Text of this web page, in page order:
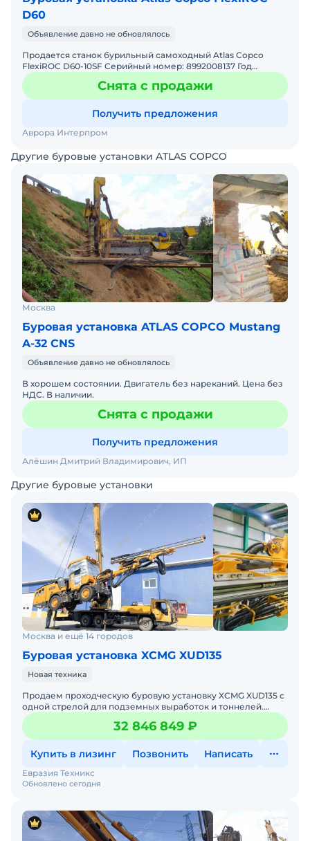
D60
Объявление давно не обновлялось
Продается станок бурильный самоходный Atlas Copco
FlexiROC D60-10SF Серийный номер: 8992008137 Год
выпуска: 2012 Количество моточасов: 4102 Состояние: отлич
Снята с продажи
Получить предложения
Аврора Интерпром
Другие буровые установки ATLAS COPCO
Москва
Буровая установка ATLAS COPCO Mustang
A-32 CNS
Объявление давно не обновлялось
В хорошем состоянии. Двигатель без нареканий. Цена без
НДС. В наличии.
Снята с продажи
Получить предложения
Алёшин Дмитрий Владимирович, ИП
Другие буровые установки
Москва и ещё 14 городов
Буровая установка XCMG XUD135
Новая техника
Продаем проходческую буровую установку XCMG XUD135 с
одной стрелой для подземных выработок и тоннелей.
Устройство в рабочем состоянии, подходит для
интенсивной
32 846 849 ₽
Купить в лизинг Позвонить Написать
Обновлено сегодня
Евразия Техникс